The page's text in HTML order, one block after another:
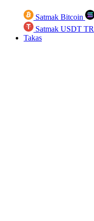
Satmak Bitcoin
Satmak USDT
Takas